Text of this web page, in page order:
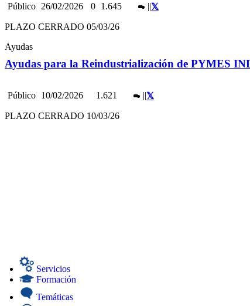
Público 26/02/2026 0 1.645 ||
PLAZO CERRADO 05/03/26
Ayudas
Ayudas para la Reindustrialización de PYMES
Público 10/02/2026 1.621 ||
PLAZO CERRADO 10/03/26
Servicios
Formación
Temáticas